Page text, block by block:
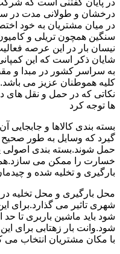
درخشان و طولانی مدت در
در میان مشتریان به خود
سنگین همچون تریلی و
نیسان بار در این عرصه
شایان ذکر است که این
به سراسر کشور در مبدا و
کلیه هموطنان عزیز می باشد.
نکاتی که در حمل و نقل های
ها توجه کرد
بسته بندی کالاها و
گیرد که وسایل به طور صحیح
حمل شوند.بسته بندی اصولی
خسارت را ممکن می
بارگیری و تخلیه شده و
محل بارگیری و محل تخلیه
شهری تاثیر می گذارد.برای
شود باید ماشین باربری تا
شود.وانت بار زهتابی برای
با مکان مشتریان انتخاب می